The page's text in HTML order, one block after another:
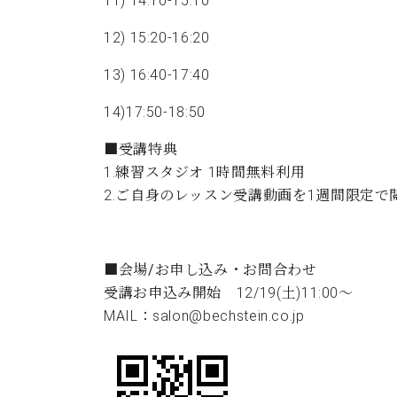
12) 15:20-16:20
13) 16:40-17:40
14)17:50-18:50
■受講特典
1.練習スタジオ 1時間無料利用
2.ご自身のレッスン受講動画を1週間限定で
■会場/お申し込み・お問合わせ
受講お申込み開始 12/19(土)11:00～
MAIL：salon@bechstein.co.jp